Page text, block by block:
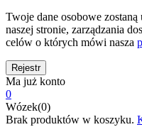
Twoje dane osobowe
naszej stronie, zarządzania
celów o których mówi nasza
Ma już konto
0
Wózek(0)
Brak produktów w koszyku.